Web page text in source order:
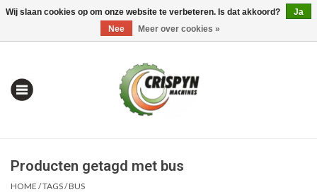
0 Artikelen - €0,00 Mijn account / Registreren
Producten getagd met bus
HOME /TAGS/BUS
Wij slaan cookies op om onze website te verbeteren. Is dat akkoord?
Ja
Nee
Meer over cookies »